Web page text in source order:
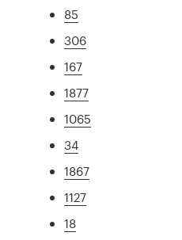
85
306
167
1877
1065
34
1867
1127
18